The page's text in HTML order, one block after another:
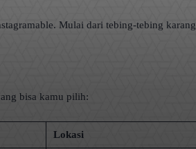
Mulai dari tebing-tebing
bisa kamu pilih:
Lokasi